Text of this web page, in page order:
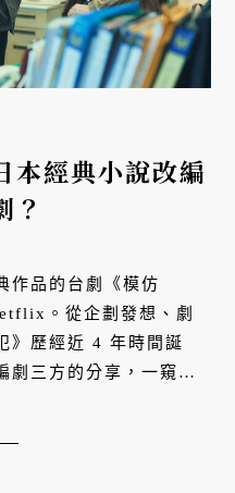
本經典小說改編
？
作品的台劇《模仿
。從企劃發想、劇
》歷經近 4 年時間誕
劇三方的分享，一窺鏡